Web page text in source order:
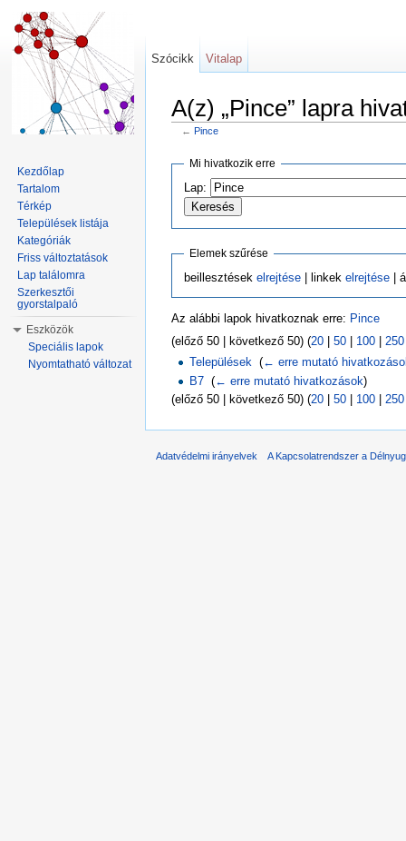
A(z) „Pince” lapra
← Pince
Mi hivatkozik erre
Lap:
Elemek szűrése
beillesztések elrejtése| linkek elrejtése|
Az alábbi lapok hivatkoznak erre: Pince
(előző 50 | következő 50) (20 50 100 250
Települések ‎(← erre mutató
B7 ‎(← erre mutató hivatkozások)
(előző 50 | következő 50) (20 50 100 250
Szócikk Vitalap
Kezdőlap
Tartalom
Térkép
Települések listája
Kategóriák
Friss változtatások
Lap találomra
Szerkesztői
gyorstalpaló
Eszközök
Speciális lapok
Nyomtatható változat
Adatvédelmi irányelvek A Kapcsolatrendszer a